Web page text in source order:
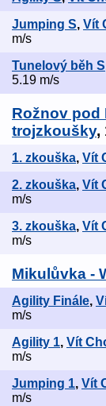
Jumping S, Vít
m/s
Tunelový běh S
5.19 m/s
Rožnov pod
trojzkoušky,
1. zkouška, Vít
2. zkouška, Vít
m/s
3. zkouška, Vít
m/s
Mikulůvka -
Agility Finále,
m/s
Agility 1, Vít
m/s
Jumping 1, Vít
m/s